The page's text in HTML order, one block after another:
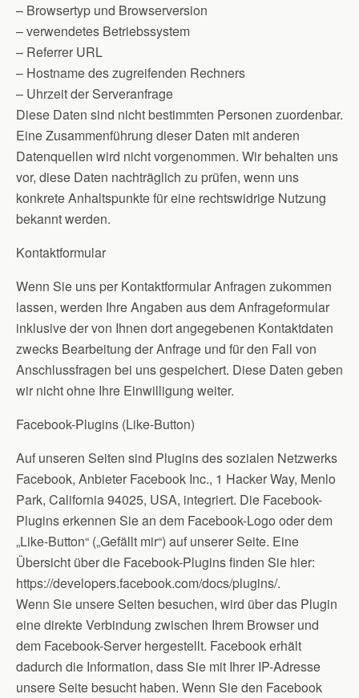
– Browsertyp und Browserversion
– verwendetes Betriebssystem
– Referrer URL
– Hostname des zugreifenden Rechners
– Uhrzeit der Serveranfrage
Diese Daten sind nicht bestimmten Personen zuordenbar.
Eine Zusammenführung dieser Daten mit anderen
Datenquellen wird nicht vorgenommen. Wir behalten uns
vor, diese Daten nachträglich zu prüfen, wenn uns
konkrete Anhaltspunkte für eine rechtswidrige Nutzung
bekannt werden.
Kontaktformular
Wenn Sie uns per Kontaktformular Anfragen zukommen
lassen, werden Ihre Angaben aus dem Anfrageformular
inklusive der von Ihnen dort angegebenen Kontaktdaten
zwecks Bearbeitung der Anfrage und für den Fall von
Anschlussfragen bei uns gespeichert. Diese Daten geben
wir nicht ohne Ihre Einwilligung weiter.
Facebook-Plugins (Like-Button)
Auf unseren Seiten sind Plugins des sozialen Netzwerks
Facebook, Anbieter Facebook Inc., 1 Hacker Way, Menlo
Park, California 94025, USA, integriert. Die Facebook-
Plugins erkennen Sie an dem Facebook-Logo oder dem
„Like-Button“ („Gefällt mir“) auf unserer Seite. Eine
Übersicht über die Facebook-Plugins finden Sie hier:
https://developers.facebook.com/docs/plugins/.
Wenn Sie unsere Seiten besuchen, wird über das Plugin
eine direkte Verbindung zwischen Ihrem Browser und
dem Facebook-Server hergestellt. Facebook erhält
dadurch die Information, dass Sie mit Ihrer IP-Adresse
unsere Seite besucht haben. Wenn Sie den Facebook